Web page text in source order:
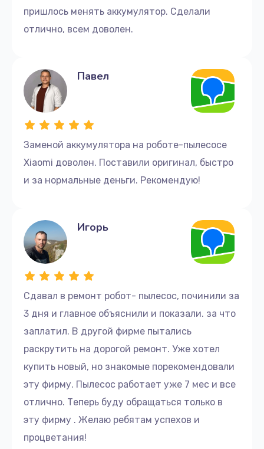
пришлось менять аккумулятор. Сделали
отлично, всем доволен.
Заменой аккумулятора на роботе-пылесосе
Xiaomi доволен. Поставили оригинал, быстро
и за нормальные деньги. Рекомендую!
Павел
Сдавал в ремонт робот- пылесос, починили за
3 дня и главное объяснили и показали. за что
заплатил. В другой фирме пытались
раскрутить на дорогой ремонт. Уже хотел
купить новый, но знакомые порекомендовали
эту фирму. Пылесос работает уже 7 мес и все
отлично. Теперь буду обращаться только в
эту фирму . Желаю ребятам успехов и
процветания!
Игорь